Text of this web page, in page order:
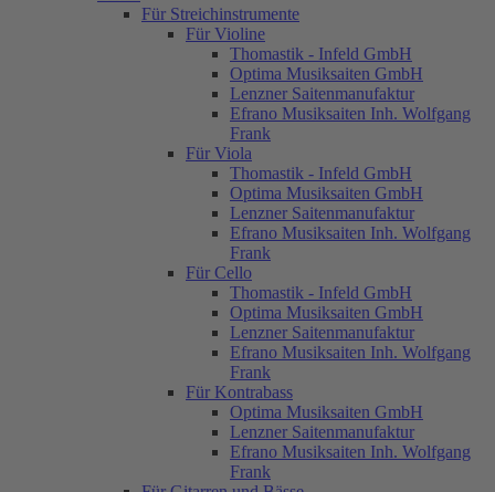
Für Streichinstrumente
Für Violine
Thomastik - Infeld GmbH
Optima Musiksaiten GmbH
Lenzner Saitenmanufaktur
Efrano Musiksaiten Inh. Wolfgang
Frank
Für Viola
Thomastik - Infeld GmbH
Optima Musiksaiten GmbH
Lenzner Saitenmanufaktur
Efrano Musiksaiten Inh. Wolfgang
Frank
Für Cello
Thomastik - Infeld GmbH
Optima Musiksaiten GmbH
Lenzner Saitenmanufaktur
Efrano Musiksaiten Inh. Wolfgang
Frank
Für Kontrabass
Optima Musiksaiten GmbH
Lenzner Saitenmanufaktur
Efrano Musiksaiten Inh. Wolfgang
Frank